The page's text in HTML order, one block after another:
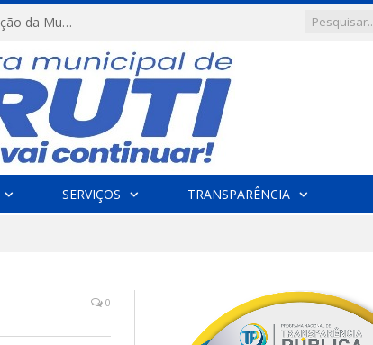
FESTRIBAL 2026 – No Coração da Amazônia. Apresentação da Munduruku.
SERVIÇOS TRANSPARÊNCIA
0